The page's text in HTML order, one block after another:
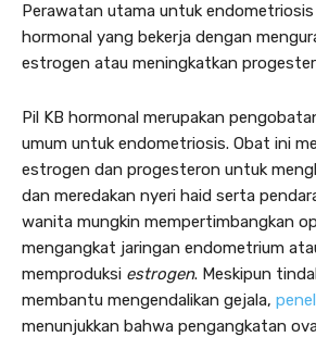
Perawatan utama untuk
hormonal yang bekerja dengan
estrogen atau meningkatkan
Pil KB hormonal merupakan
umum untuk endometriosis. Obat ini
estrogen dan progesteron untuk
dan meredakan nyeri haid serta
wanita mungkin mempertimbangkan
mengangkat jaringan endometrium
memproduksi estrogen. Meskipun
membantu mengendalikan gejala,
menunjukkan bahwa pengangkatan